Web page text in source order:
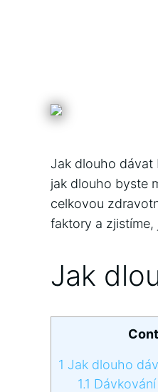
Jak dlouho dávat
jak dlouho byste
celkovou
faktory a
Jak
1 Jak dlouho
1.1